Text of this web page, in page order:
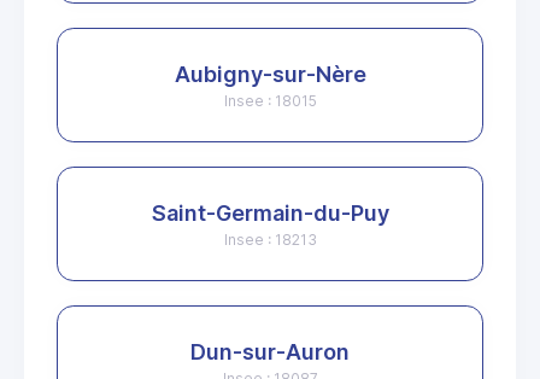
Aubigny-sur-Nère
Insee : 18015
Saint-Germain-du-Puy
Insee : 18213
Dun-sur-Auron